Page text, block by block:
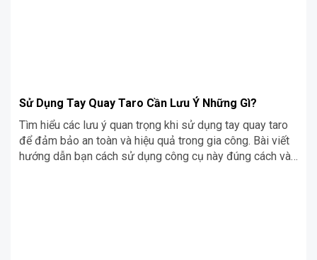
Sử Dụng Tay Quay Taro Cần Lưu Ý Những Gì?
Tìm hiểu các lưu ý quan trọng khi sử dụng tay quay taro
để đảm bảo an toàn và hiệu quả trong gia công. Bài viết
hướng dẫn bạn cách sử dụng công cụ này đúng cách và